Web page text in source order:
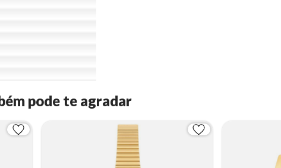
pode te agradar